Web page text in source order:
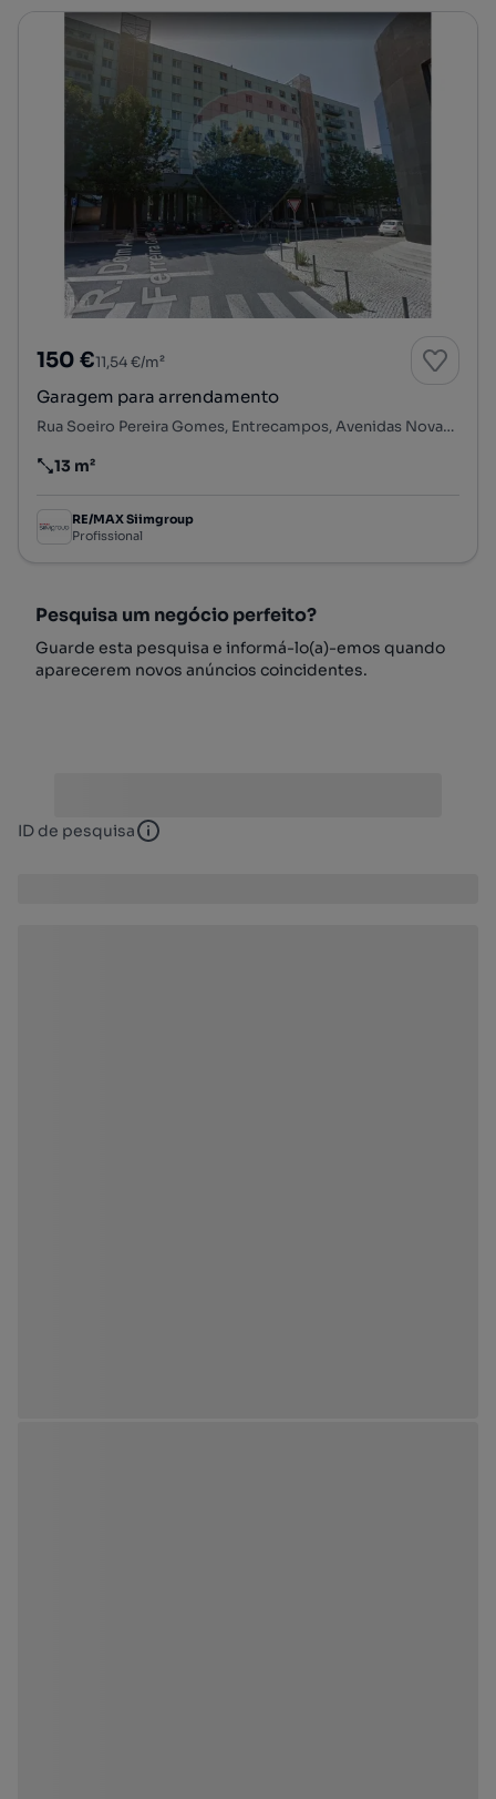
150 €11,54 €/m²
Garagem para arrendamento
Rua Soeiro Pereira Gomes, Entrecampos, Avenidas Novas, Lisboa, Lisboa
Preço por metro quadrado
13 m²
RE/MAX Siimgroup
Profissional
Pesquisa um negócio perfeito?
Guarde esta pesquisa e informá-lo(a)-emos quando
aparecerem novos anúncios coincidentes.
ID de pesquisa ID de pesquisa